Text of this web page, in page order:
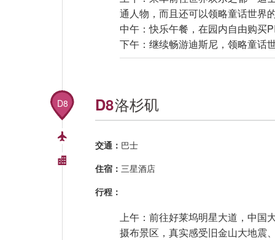
通人物，而且还可以领略童话世界
中午：快乐午餐，在园内自由购买
下午：继续畅游迪斯尼，领略童话
D8 D8洛杉矶
交通： 巴士
住宿： 三星酒店
行程：
上午：前往好莱坞明星大道，中国
摄布景区，真实感受旧金山大地震